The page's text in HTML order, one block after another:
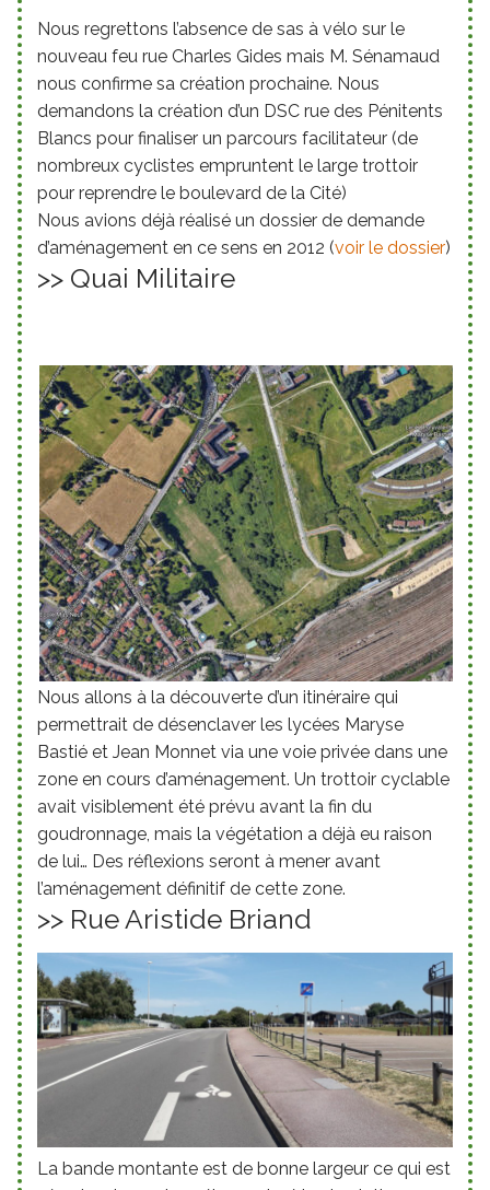
Nous regrettons l’absence de sas à vélo sur le
nouveau feu rue Charles Gides mais M. Sénamaud
nous confirme sa création prochaine. Nous
demandons la création d’un DSC rue des Pénitents
Blancs pour finaliser un parcours facilitateur (de
nombreux cyclistes empruntent le large trottoir
pour reprendre le boulevard de la Cité)
Nous avions déjà réalisé un dossier de demande
d’aménagement en ce sens en 2012 (voir le dossier)
>> Quai Militaire
Nous allons à la découverte d’un itinéraire qui
permettrait de désenclaver les lycées Maryse
Bastié et Jean Monnet via une voie privée dans une
zone en cours d’aménagement. Un trottoir cyclable
avait visiblement été prévu avant la fin du
goudronnage, mais la végétation a déjà eu raison
de lui… Des réflexions seront à mener avant
l’aménagement définitif de cette zone.
>> Rue Aristide Briand
La bande montante est de bonne largeur ce qui est